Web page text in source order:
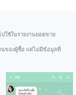
ปใช้ในรายงานยอดขาย
นของผู้ซื้อ แต่ไม่มีข้อมูลที่